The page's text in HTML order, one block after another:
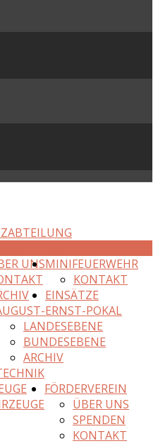
UNSMINIFEUERWEHR
KONTAKT
EINSÄTZE
ERNST-POKAL
LANDESEBENE
BUNDESEBENE
ARCHIV
FÖRDERVEREIN
ÜBER UNS
SPENDEN
KONTAKT